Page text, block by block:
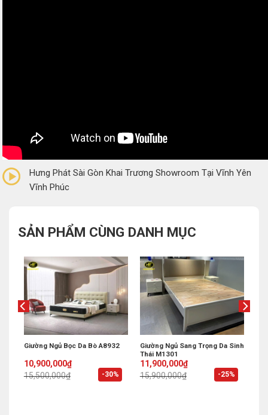
(0 Reviews)
Hưng Phát Sài Gòn Khai Trương Showroom Tại Vĩnh Yên
Vĩnh Phúc
SẢN PHẨM CÙNG DANH MỤC
-30%
Giường Ngủ Bọc Da Bò A8932
15,500,000₫
Original
price
was:
10,900,000₫
Current
price
is:
-25%
Giường Ngủ Sang Trọng Da Sinh
Thái M1301
15,900,000₫
Original
price
was:
11,900,000₫
Current
price
is: